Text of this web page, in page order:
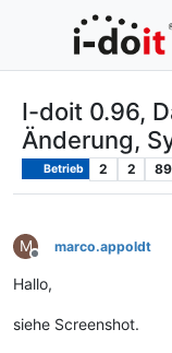
I-doit 0.96,
Änderung,
Betrieb 2 2
M
Offline
marco.appoldt
Hallo,
siehe Screenshot.